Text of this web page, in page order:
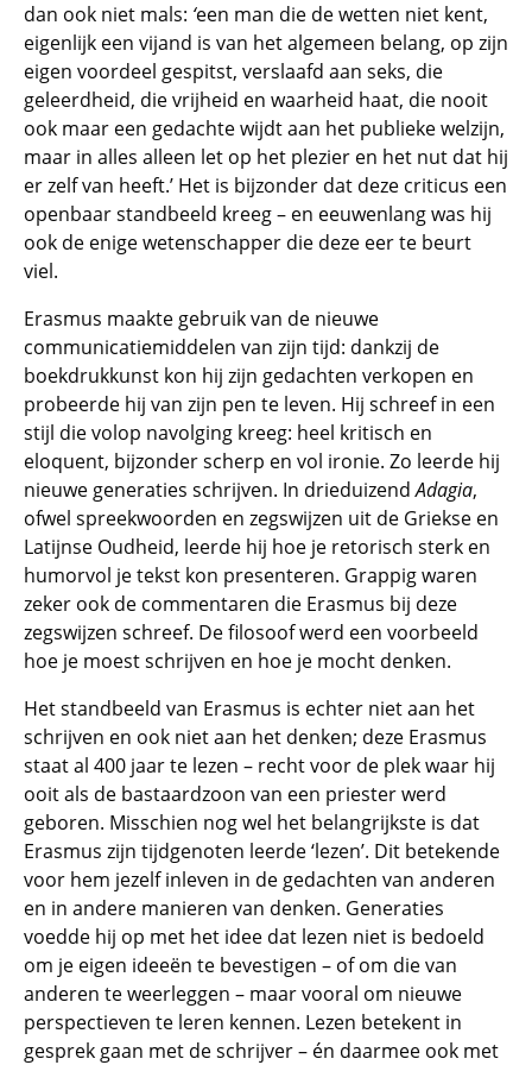
dan ook niet mals: ‘een man die de wetten niet kent,
eigenlijk een vijand is van het algemeen belang, op zijn
eigen voordeel gespitst, verslaafd aan seks, die
geleerdheid, die vrijheid en waarheid haat, die nooit
ook maar een gedachte wijdt aan het publieke welzijn,
maar in alles alleen let op het plezier en het nut dat hij
er zelf van heeft.’ Het is bijzonder dat deze criticus een
openbaar standbeeld kreeg – en eeuwenlang was hij
ook de enige wetenschapper die deze eer te beurt
viel.
Erasmus maakte gebruik van de nieuwe
communicatiemiddelen van zijn tijd: dankzij de
boekdrukkunst kon hij zijn gedachten verkopen en
probeerde hij van zijn pen te leven. Hij schreef in een
stijl die volop navolging kreeg: heel kritisch en
eloquent, bijzonder scherp en vol ironie. Zo leerde hij
nieuwe generaties schrijven. In drieduizendAdagia,
ofwel spreekwoorden en zegswijzen uit de Griekse en
Latijnse Oudheid, leerde hij hoe je retorisch sterk en
humorvol je tekst kon presenteren. Grappig waren
zeker ook de commentaren die Erasmus bij deze
zegswijzen schreef. De filosoof werd een voorbeeld
hoe je moest schrijven en hoe je mocht denken.
Het standbeeld van Erasmus is echter niet aan het
schrijven en ook niet aan het denken; deze Erasmus
staat al 400 jaar te lezen – recht voor de plek waar hij
ooit als de bastaardzoon van een priester werd
geboren. Misschien nog wel het belangrijkste is dat
Erasmus zijn tijdgenoten leerde ‘lezen’. Dit betekende
voor hem jezelf inleven in de gedachten van anderen
en in andere manieren van denken. Generaties
voedde hij op met het idee dat lezen niet is bedoeld
om je eigen ideeën te bevestigen – of om die van
anderen te weerleggen – maar vooral om nieuwe
perspectieven te leren kennen. Lezen betekent in
gesprek gaan met de schrijver – én daarmee ook met